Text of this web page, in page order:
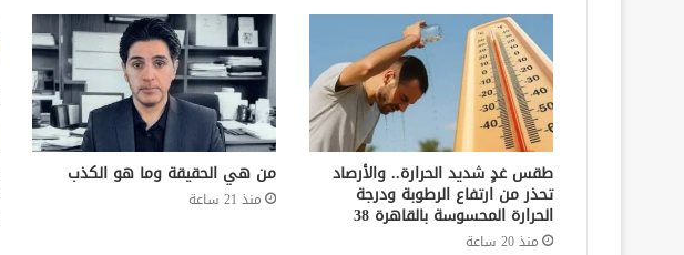
طقس غدٍ شديد الحرارة.. والأرصاد
تحذر من ارتفاع الرطوبة ودرجة
الحرارة المحسوسة بالقاهرة 38
منذ 20 ساعة
من هي الحقيقة وما هو الكذب
منذ 21 ساعة